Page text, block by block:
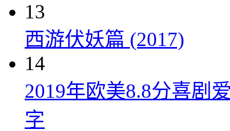
13
西游伏妖篇 (2017)
14
2019年欧美8.8分喜剧
字